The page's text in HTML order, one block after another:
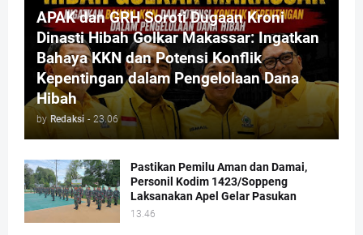
APAK dan GRH Soroti Dugaan Kroni
Dinasti Hibah Golkar Makassar: Ingatkan
Bahaya KKN dan Potensi Konflik
Kepentingan dalam Pengelolaan Dana
Hibah
by Redaksi - 23.06
Pastikan Pemilu Aman dan Damai,
Personil Kodim 1423/Soppeng
Laksanakan Apel Gelar Pasukan
13.46